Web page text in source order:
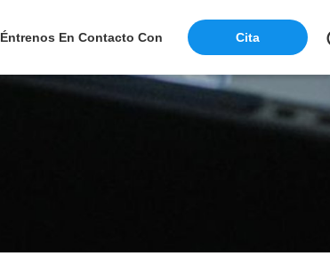
Éntrenos En Contacto Con Cita